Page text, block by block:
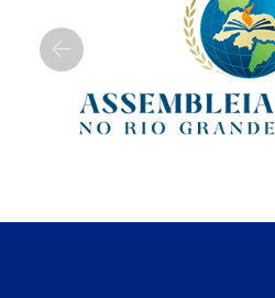
Previous